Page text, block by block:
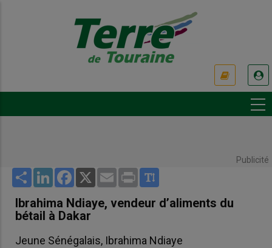
Publicité
Share LinkedInFacebook
X Email Print
Ibrahima Ndiaye, vendeur d’aliments du
bétail à Dakar
Jeune Sénégalais, Ibrahima Ndiaye